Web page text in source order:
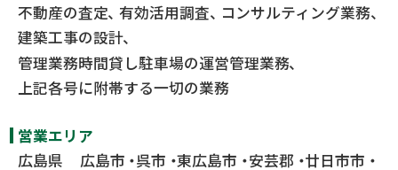
不動産の査定 有効活用調査
コンサルティング業務
建築工事の設計
管理業務時間貸し駐車場の運営管理業務
上記各号に附帯する一切の業務
営業エリア
広島県
広島市 呉市 東広島市 安芸郡 廿日市市